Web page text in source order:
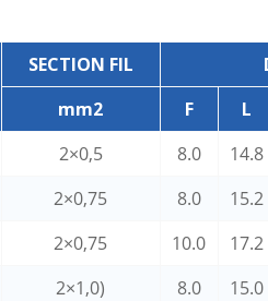
SECTION FIL
mm2
F L
2×0,5 8.0 14.8
2×0,75 8.0 15.2
2×0,75 10.0 17.2
2×1,0) 8.0 15.0